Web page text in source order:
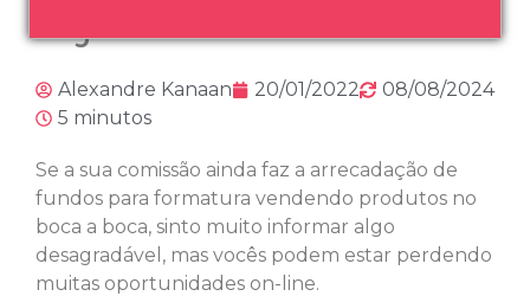
Alexandre Kanaan 20/01/2022
08/08/2024
5 minutos
Se a sua comissão ainda faz a arrecadação de
fundos para formatura vendendo produtos no
boca a boca, sinto muito informar algo
desagradável, mas vocês podem estar perdendo
muitas oportunidades on-line.